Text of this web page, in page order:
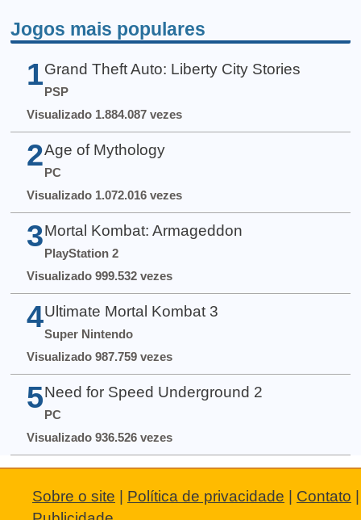
Jogos mais populares
1 Grand Theft Auto: Liberty City Stories
PSP
Visualizado 1.884.087 vezes
2 Age of Mythology
PC
Visualizado 1.072.016 vezes
3 Mortal Kombat: Armageddon
PlayStation 2
Visualizado 999.532 vezes
4 Ultimate Mortal Kombat 3
Super Nintendo
Visualizado 987.759 vezes
5 Need for Speed Underground 2
PC
Visualizado 936.526 vezes
Sobre o site | Política de privacidade | Contato |